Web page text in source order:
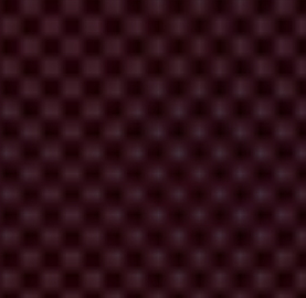
en adquisiciones a nivel mundial se
de equipos médicos.
precio.
los procesos de adquisición -de por
elevados.
serán capaces de aumentar
En un intento de sacar provecho